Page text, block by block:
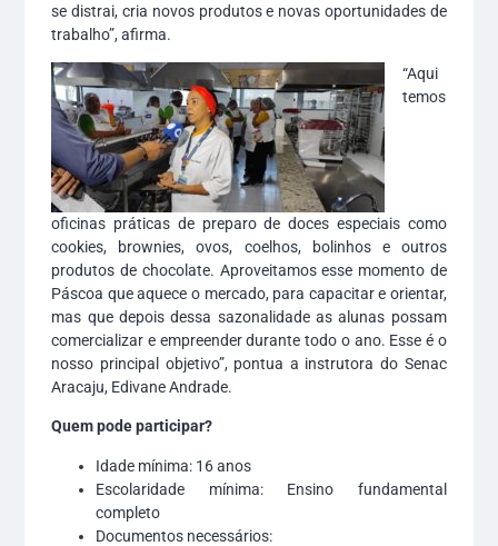
se distrai, cria novos produtos e novas oportunidades de
trabalho”, afirma.
“Aqui
temos
oficinas práticas de preparo de doces especiais como
cookies, brownies, ovos, coelhos, bolinhos e outros
produtos de chocolate. Aproveitamos esse momento de
Páscoa que aquece o mercado, para capacitar e orientar,
mas que depois dessa sazonalidade as alunas possam
comercializar e empreender durante todo o ano. Esse é o
nosso principal objetivo”, pontua a instrutora do Senac
Aracaju, Edivane Andrade.
Quem pode participar?
Idade mínima: 16 anos
Escolaridade mínima: Ensino fundamental
completo
Documentos necessários: